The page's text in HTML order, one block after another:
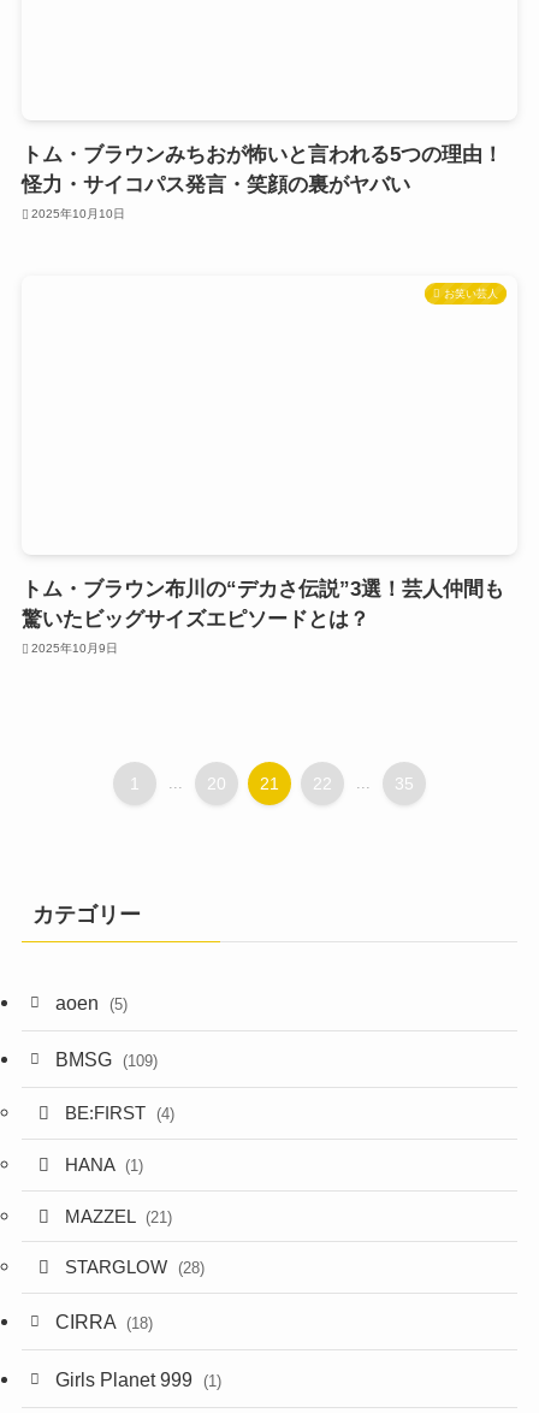
トム・ブラウンみちおが怖いと言われる5つの理由！
怪力・サイコパス発言・笑顔の裏がヤバい
2025年10月10日
お笑い芸人
トム・ブラウン布川の“デカさ伝説”3選！芸人仲間も
驚いたビッグサイズエピソードとは？
2025年10月9日
1 20 21 22 35
カテゴリー
aoen (5)
BMSG (109)
BE:FIRST (4)
HANA (1)
MAZZEL (21)
STARGLOW (28)
CIRRA (18)
Girls Planet 999 (1)